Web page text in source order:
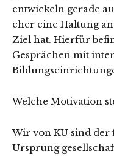
entwickeln gerade
eher eine Haltung
Ziel hat. Hierfür
Gesprächen mit
Welche Motivation
Wir von KU sind der
Ursprung